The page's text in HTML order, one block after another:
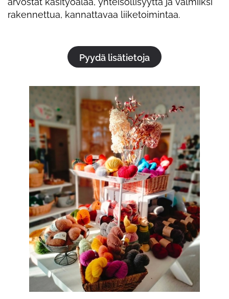
rakennettua, kannattavaa liiketoimintaa.
Pyydä lisätietoja